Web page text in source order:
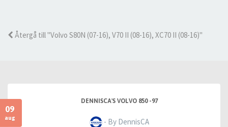
Återgå till "Volvo S80N (07-16), V70 II (08-16), XC70 II (08-16)"
09
aug
DENNISCA'S VOLVO 850 -97
- By DennisCA